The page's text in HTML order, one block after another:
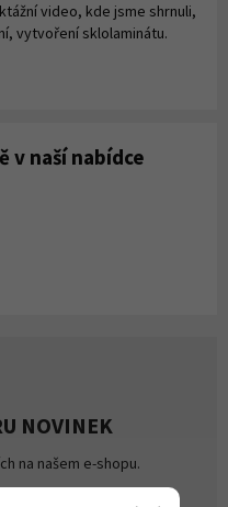
video, kde jsme shrnuli,
vytvoření sklolaminátu.
v naší nabídce
NOVINEK
na našem e-shopu.